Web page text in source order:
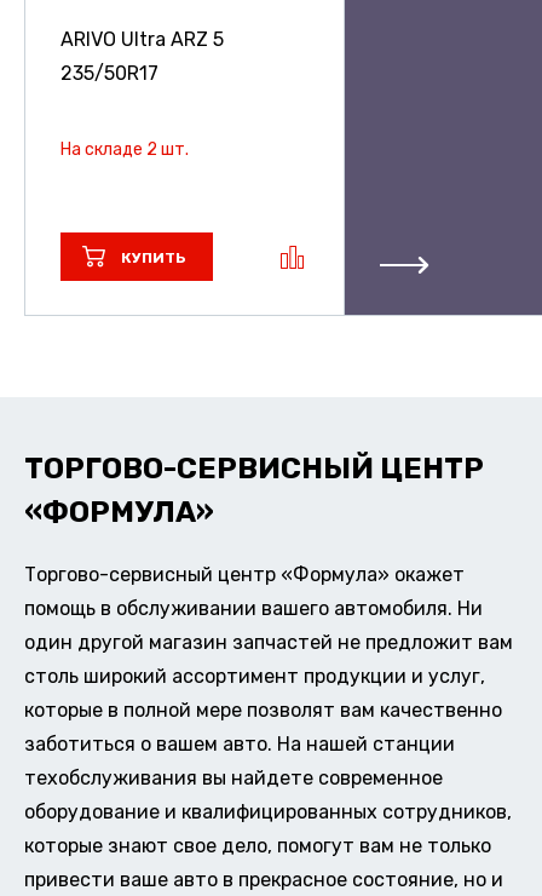
ARIVO Ultra ARZ 5
235/50R17
На складе 2 шт.
КУПИТЬ
ТОРГОВО-СЕРВИСНЫЙ ЦЕНТР
«ФОРМУЛА»
Торгово-сервисный центр «Формула» окажет
помощь в обслуживании вашего автомобиля. Ни
один другой магазин запчастей не предложит вам
столь широкий ассортимент продукции и услуг,
которые в полной мере позволят вам качественно
заботиться о вашем авто. На нашей станции
техобслуживания вы найдете современное
оборудование и квалифицированных сотрудников,
которые знают свое дело, помогут вам не только
привести ваше авто в прекрасное состояние, но и